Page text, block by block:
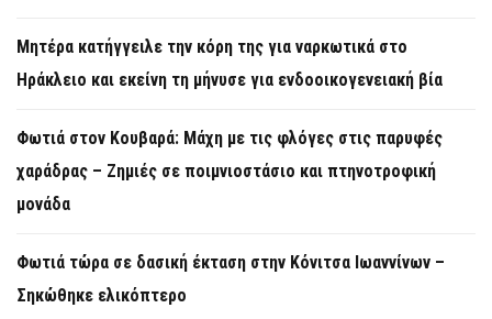
Μητέρα κατήγγειλε την κόρη της για ναρκωτικά στο
Ηράκλειο και εκείνη τη μήνυσε για ενδοοικογενειακή βία
Φωτιά στον Κουβαρά: Μάχη με τις φλόγες στις παρυφές
χαράδρας – Ζημιές σε ποιμνιοστάσιο και πτηνοτροφική
μονάδα
Φωτιά τώρα σε δασική έκταση στην Κόνιτσα Ιωαννίνων –
Σηκώθηκε ελικόπτερο